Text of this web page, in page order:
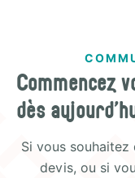
Commencez
dès
Si vous
devis, ou si